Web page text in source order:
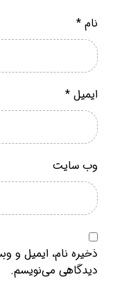
نام*
ایمیل*
وب‌ سایت
ذخیره نام، ایمیل و
دیدگاهی می‌نویسم.